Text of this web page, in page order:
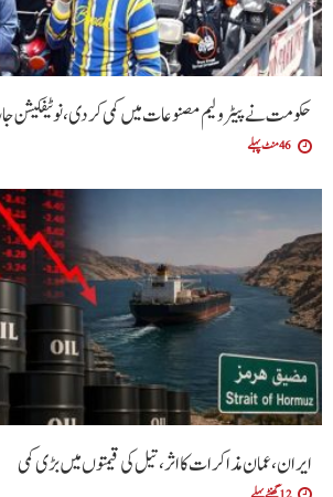
حکومت نے پیٹرولیم مصنوعات میں کمی کردی،نوٹیفکیشن
46 منٹ پہلے
ایران، عمان مذاکرات کا اثر، تیل کی قیمتوں میں بڑی کمی